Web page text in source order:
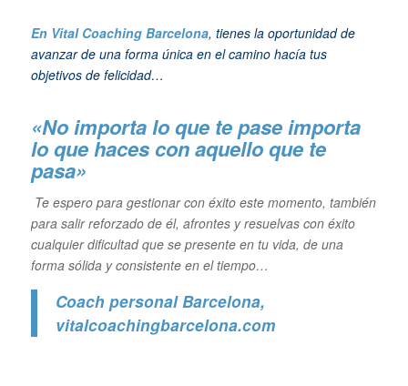
En Vital Coaching Barcelona, tienes la oportunidad de
avanzar de una forma única en el camino hacía tus
objetivos de felicidad…
«No importa lo que te pase importa
lo que haces con aquello que te
pasa»
Te espero para gestionar con éxito este momento, también
para salir reforzado de él, afrontes y resuelvas con éxito
cualquier dificultad que se presente en tu vida, de una
forma sólida y consistente en el tiempo…
Coach personal Barcelona,
vitalcoachingbarcelona.com